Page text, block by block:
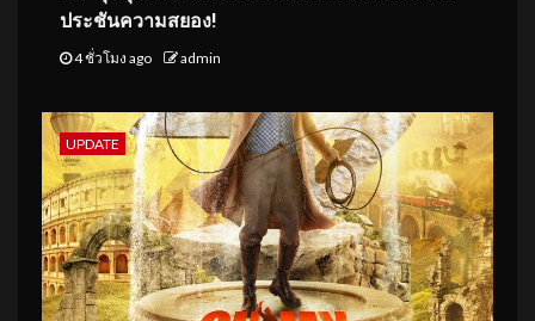
ประชันความสยอง!
4 ชั่วโมง ago admin
UPDATE